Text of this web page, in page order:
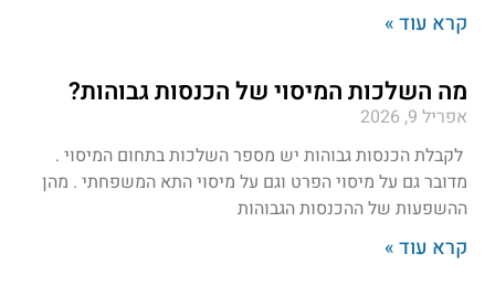
קרא עוד »
מה השלכות המיסוי של הכנסות גבוהות?
אפריל 9, 2026
לקבלת הכנסות גבוהות יש מספר השלכות בתחום המיסוי .
מדובר גם על מיסוי הפרט וגם על מיסוי התא המשפחתי . מהן
ההשפעות של ההכנסות הגבוהות
קרא עוד »